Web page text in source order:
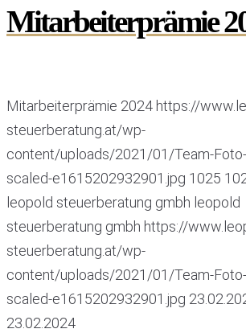
Mitarbeiterprämie
Mitarbeiterprämie 2024 https://
steuerberatung.at/wp-
content/uploads/2021/01/Team-Foto-
scaled-e1615202932901.jpg 1025
leopold steuerberatung gmbh leopold
steuerberatung gmbh https://
steuerberatung.at/wp-
content/uploads/2021/01/Team-Foto-
scaled-e1615202932901.jpg
23.02.2024